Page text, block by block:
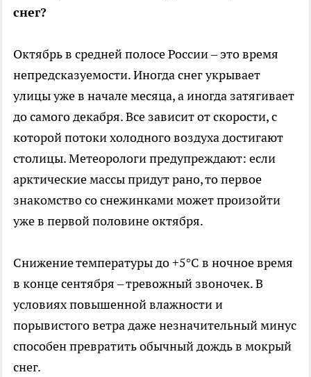
снег?
Октябрь в средней полосе России – это время
непредсказуемости. Иногда снег укрывает
улицы уже в начале месяца, а иногда затягивает
до самого декабря. Все зависит от скорости, с
которой потоки холодного воздуха достигают
столицы. Метеорологи предупреждают: если
арктические массы придут рано, то первое
знакомство со снежинками может произойти
уже в первой половине октября.
Снижение температуры до +5°C в ночное время
в конце сентября – тревожный звоночек. В
условиях повышенной влажности и
порывистого ветра даже незначительный минус
способен превратить обычный дождь в мокрый
снег.